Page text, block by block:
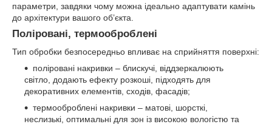
параметри, завдяки чому можна ідеально адаптувати камінь
до архітектури вашого об’єкта.
Поліровані, термооброблені
Тип обробки безпосередньо впливає на сприйняття поверхні:
поліровані накривки – блискучі, віддзеркалюють
світло, додають ефекту розкоші, підходять для
декоративних елементів, сходів, фасадів;
термооброблені накривки – матові, шорсткі,
неслизькі, оптимальні для зон із високою вологістю та